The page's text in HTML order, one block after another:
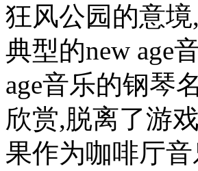
狂风公园的意
典型的new age
age音乐的钢琴
欣赏,脱离了游
果作为咖啡厅